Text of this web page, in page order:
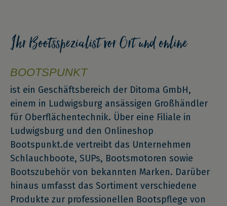
BOOTSPUNKT
ist ein Geschäftsbereich der Ditoma GmbH,
einem in Ludwigsburg ansässigen Großhändler
für Oberflächentechnik. Über eine Filiale in
Ludwigsburg und den Onlineshop
Bootspunkt.de vertreibt das Unternehmen
Schlauchboote, SUPs, Bootsmotoren sowie
Bootszubehör von bekannten Marken. Darüber
hinaus umfasst das Sortiment verschiedene
Produkte zur professionellen Bootspflege von